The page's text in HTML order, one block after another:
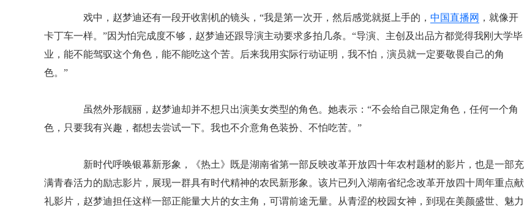
戏中，赵梦迪还有一段开收割机的镜头，“我是第一次开，然后感觉就挺上手的， 中国直播网 ，就像开
卡丁车一样。”因为怕完成度不够，赵梦迪还跟导演主动要求多拍几条。“导演、主创及出品方都觉得我刚大学毕
业，能不能驾驭这个角色，能不能吃这个苦。后来我用实际行动证明，我不怕，演员就一定要敬畏自己的角
色。”
虽然外形靓丽，赵梦迪却并不想只出演美女类型的角色。她表示：“不会给自己限定角色，任何一个角
色，只要我有兴趣，都想去尝试一下。我也不介意角色装扮、不怕吃苦。”
新时代呼唤银幕新形象，《热土》既是湖南省第一部反映改革开放四十年农村题材的影片，也是一部充
满青春活力的励志影片，展现一群具有时代精神的农民新形象。该片已列入湖南省纪念改革开放四十周年重点献
礼影片，赵梦迪担任这样一部正能量大片的女主角，可谓前途无量。从青涩的校园女神，到现在美颜盛世、魅力